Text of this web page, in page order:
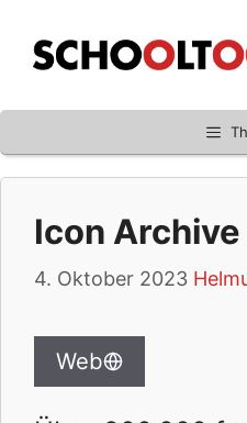
Inhalt
springen
Icon Archive
4. Oktober 2023
Web